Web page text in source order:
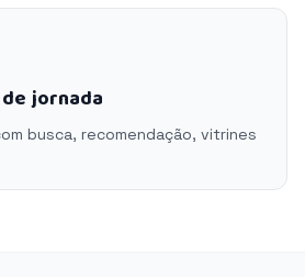
jornada
busca, recomendação, vitrines